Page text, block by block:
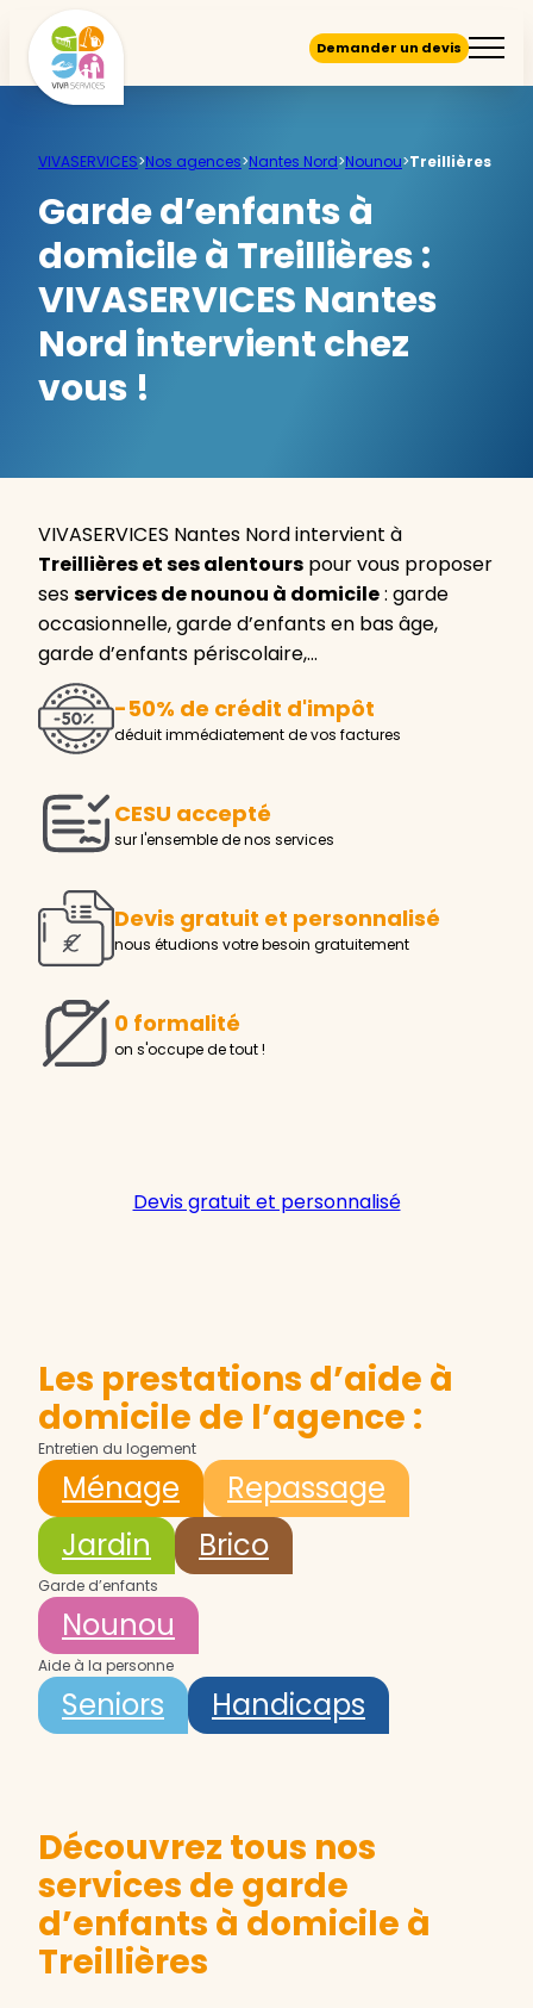
Demander un devis
VIVASERVICES>Nos agences>Nantes Nord>Nounou>Treillières
Garde d’enfants à
domicile à Treillières :
VIVASERVICES Nantes
Nord intervient chez
vous !
VIVASERVICES Nantes Nord intervient à
Treillières et ses alentours pour vous proposer
sesservices de nounou à domicile: garde
occasionnelle, garde d’enfants en bas âge,
garde d’enfants périscolaire,…
-50% de crédit d'impôt
déduit immédiatement de vos factures
CESU accepté
sur l'ensemble de nos services
Devis gratuit et personnalisé
nous étudions votre besoin gratuitement
0 formalité
on s'occupe de tout !
Devis gratuit et personnalisé
Les prestations d’aide à
domicile de l’agence :
Entretien du logement
Ménage
Repassage
Jardin
Brico
Garde d’enfants
Nounou
Aide à la personne
Seniors Handicaps
Découvrez tous nos
services de garde
d’enfants à domicile à
Treillières